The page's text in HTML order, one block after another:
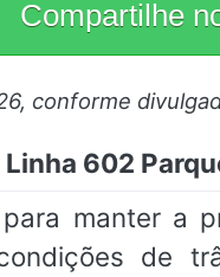
Compartilhe
conforme
602
manter a
de